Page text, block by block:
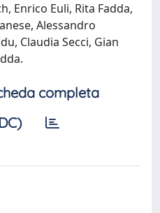
Enrico Euli, Rita Fadda,
Alessandro
Claudia Secci, Gian
completa